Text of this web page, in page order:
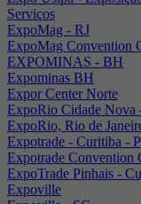
Serviços
ExpoMag - RJ
ExpoMag Convention
EXPOMINAS - BH
Expominas BH
Expor Center Norte
ExpoRio Cidade Nova
ExpoRio, Rio de
Expotrade - Curitiba -
Expotrade Convention
ExpoTrade Pinhais -
Expoville